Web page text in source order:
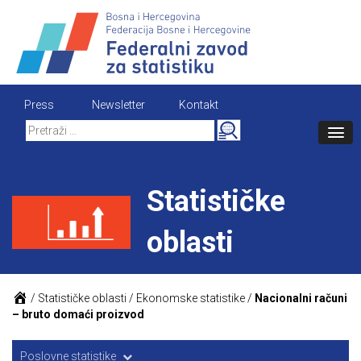
content
Press Newsletter
Kontakt
Search
for:
Statističke
oblasti
/ Statističke oblasti / Ekonomske statistike/ Nacionalni računi
– bruto domaći proizvod
Poslovne statistike